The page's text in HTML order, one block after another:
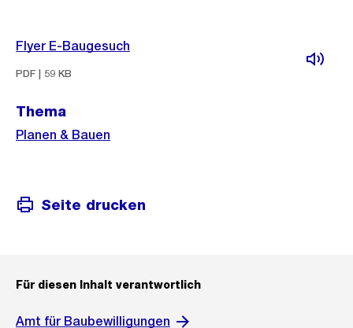
Weitere
Informationen
Flyer E-Baugesuch
PDF | 59 KB
Thema
Planen & Bauen
Seite drucken
Für diesen Inhalt verantwortlich
Amt für Baubewilligungen